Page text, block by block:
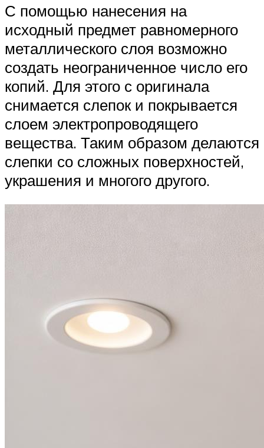
С помощью нанесения на
исходный предмет равномерного
металлического слоя возможно
создать неограниченное число его
копий. Для этого с оригинала
снимается слепок и покрывается
слоем электропроводящего
вещества. Таким образом делаются
слепки со сложных поверхностей,
украшения и многого другого.